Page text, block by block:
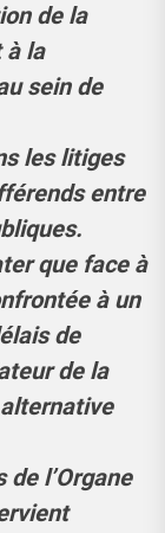
de la
à la
sein de
les litiges
entre
que face à
à un
de
de la
l’Organe